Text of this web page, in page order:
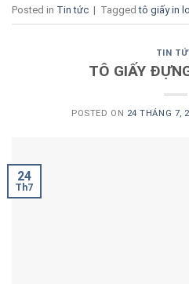
Posted in Tin tức | Taggedtô giấy in
TIN
TÔ GIẤY
POSTED ON 24 THÁNG 7,
24
Th7